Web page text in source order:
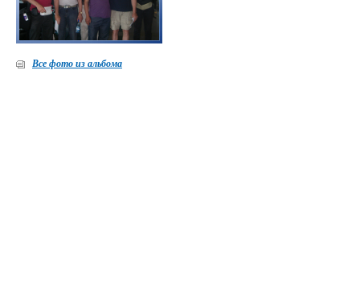
Все фото из альбома